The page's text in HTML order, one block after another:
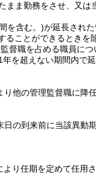
ま勤務をさせ、又
を含む。)が延長され
ることができるときを
督職を占める職員につ
を超えない期間内で
り他の管理監督職に降
の到来前に当該異動
り任期を定めて任用